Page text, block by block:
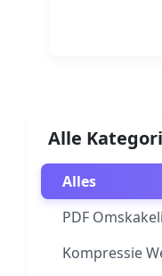
Alle
Alles
PDF
Kompressie